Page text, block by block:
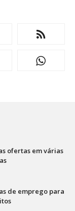
ofertas em várias
de emprego para